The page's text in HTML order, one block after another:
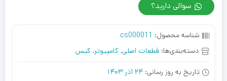
سوالی دارید؟
شناسه محصول: cs000011
دسته‌بندی‌ها: قطعات اصلی, کامپیوتر, کیس
تاریخ به روز رسانی: 24 آذر 1403